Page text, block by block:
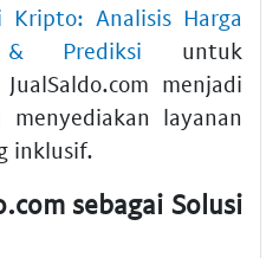
Kripto: Analisis Harga
Prediksi untuk
menjadi
layanan
inklusif.
sebagai Solusi